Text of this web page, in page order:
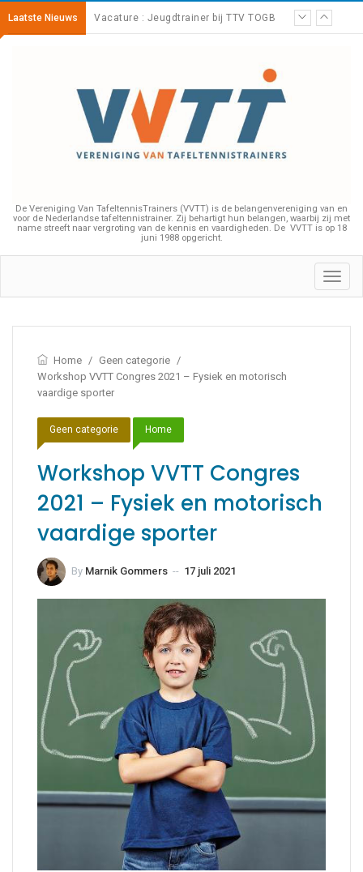
Laatste Nieuws Bijscholing – Impliciet leren
De Vereniging Van TafeltennisTrainers (VVTT) is de belangenvereniging van en
voor de Nederlandse tafeltennistrainer. Zij behartigt hun belangen, waarbij zij met
name streeft naar vergroting van de kennis en vaardigheden. De VVTT is op 18
juni 1988 opgericht.
Home / Geen categorie /
Workshop VVTT Congres 2021 – Fysiek en motorisch
vaardige sporter
Geen categorie Home
Workshop VVTT Congres
2021 – Fysiek en motorisch
vaardige sporter
By Marnik Gommers -- 17 juli 2021